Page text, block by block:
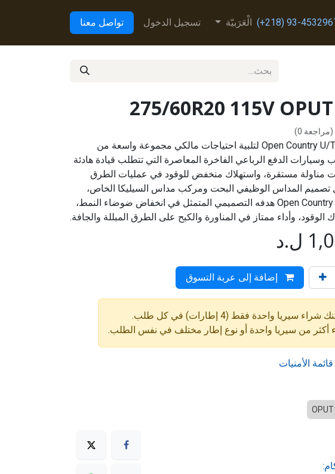
الْعَرَبيّة تسجيل الدخول تواصل معنا
275/60R20 115V
(مراجعة 0)
تم تطوير إطار Open Country U/T لتلبية احتياجات مالكي مجموعة واسعة من
وسيارات الدفع الرباعي الفاخرة المعاصرة التي تتطلب قيادة هادئة
مناولة مستقرة، واستهلاك منخفض للوقود في عمليات الطرق
تصميم المداس الوظيفي البحت ومركب مداس السيليكا الخاص،
حقق إطار Open Country U/T هدفه التصميمي المتمثل في انخفاض ضوضاء النمط،
الوقود، وأداء ممتاز في المناورة والكبح على الطرق المبللة والجافة.
ل.د
إضافة إلى عربة التسوق
سيريا واحدة فقط (4 إطارات) في كل طلب.
أكثر من سيريا واحدة أو نوع إطار مختلف في نفس الطلب.
OPUT